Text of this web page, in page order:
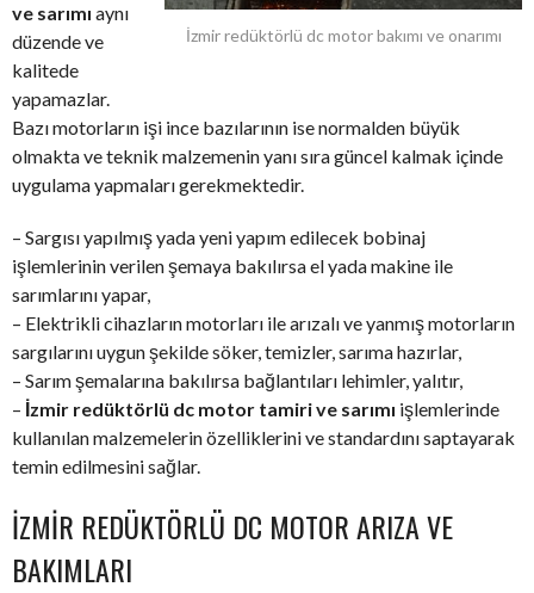
İzmir redüktörlü dc motor bakımı ve onarımı
ve sarımı aynı
düzende ve
kalitede
yapamazlar.
Bazı motorların işi ince bazılarının ise normalden büyük
olmakta ve teknik malzemenin yanı sıra güncel kalmak içinde
uygulama yapmaları gerekmektedir.
– Sargısı yapılmış yada yeni yapım edilecek bobinaj
işlemlerinin verilen şemaya bakılırsa el yada makine ile
sarımlarını yapar,
– Elektrikli cihazların motorları ile arızalı ve yanmış motorların
sargılarını uygun şekilde söker, temizler, sarıma hazırlar,
– Sarım şemalarına bakılırsa bağlantıları lehimler, yalıtır,
– İzmir redüktörlü dc motor tamiri ve sarımı işlemlerinde
kullanılan malzemelerin özelliklerini ve standardını saptayarak
temin edilmesini sağlar.
İZMIR REDÜKTÖRLÜ DC MOTOR ARIZA VE
BAKIMLARI